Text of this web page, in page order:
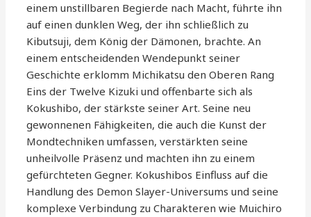
einem unstillbaren Begierde nach Macht, führte ihn
auf einen dunklen Weg, der ihn schließlich zu
Kibutsuji, dem König der Dämonen, brachte. An
einem entscheidenden Wendepunkt seiner
Geschichte erklomm Michikatsu den Oberen Rang
Eins der Twelve Kizuki und offenbarte sich als
Kokushibo, der stärkste seiner Art. Seine neu
gewonnenen Fähigkeiten, die auch die Kunst der
Mondtechniken umfassen, verstärkten seine
unheilvolle Präsenz und machten ihn zu einem
gefürchteten Gegner. Kokushibos Einfluss auf die
Handlung des Demon Slayer-Universums und seine
komplexe Verbindung zu Charakteren wie Muichiro